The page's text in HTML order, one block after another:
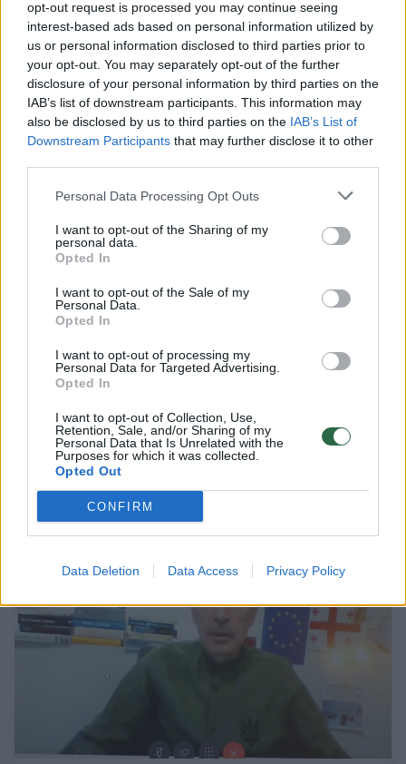
opt-out request is processed you may continue seeing
interest-based ads based on personal information utilized by
us or personal information disclosed to third parties prior to
your opt-out. You may separately opt-out of the further
disclosure of your personal information by third parties on the
IAB’s list of downstream participants. This information may
also be disclosed by us to third parties on the IAB’s List of
Downstream Participants that may further disclose it to other
Personal Data Processing Opt Outs
I want to opt-out of the Sharing of my
personal data.
Opted In
I want to opt-out of the Sale of my
Personal Data.
Opted In
I want to opt-out of processing my
Personal Data for Targeted Advertising.
Opted In
I want to opt-out of Collection, Use,
Retention, Sale, and/or Sharing of my
Personal Data that Is Unrelated with the
Purposes for which it was collected.
Opted Out
CONFIRM
Data Deletion Data Access Privacy Policy
Sakartvelo prezidentas M. Saakašvilis kalės
iki 2030 m.
Pasaulis 2025-03-12
Papildyta
Sakartvelo teismas iki devynerių metų
laisvės atėmimo bausmę
Pasaulis 2025-03-12